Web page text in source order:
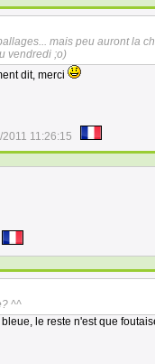
mais peu auront la
vendredi ;o)
dit, merci
2011 11:26:15
^^
le reste n'est que